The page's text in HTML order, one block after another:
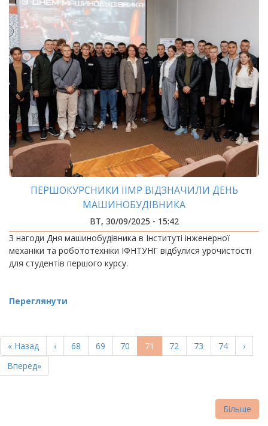
ПЕРШОКУРСНИКИ ІІМР ВІДЗНАЧИЛИ ДЕНЬ
МАШИНОБУДІВНИКА
ВТ, 30/09/2025 - 15:42
З нагоди Дня машинобудівника в Інституті інженерної
механіки та робототехніки ІФНТУНГ відбулися урочистості
для студентів першого курсу.
Переглянути
НА
СТОРІНКИ
Перша
сторінка
« Назад
Попередня
сторінка
‹ Page
68 Page
69 Page
70
Поточна
сторінка
71 Page
72 Page
73 Page
74
›
Остання
сторінка
Вперед»
Більше